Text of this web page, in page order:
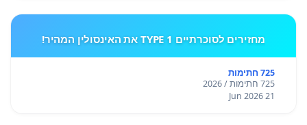
מחזירים לסוכרתיים TYPE 1 את האינסולין המהיר!
725 חתימות
725 חתימות / 2026
21 Jun 2026